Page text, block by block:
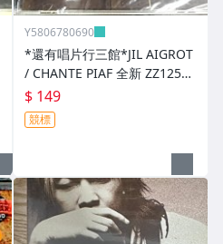
Y5806780690
*還有唱片行三館*JIL AIGROT
/ CHANTE PIAF 全新 ZZ12526
(競標)
$ 149
競標